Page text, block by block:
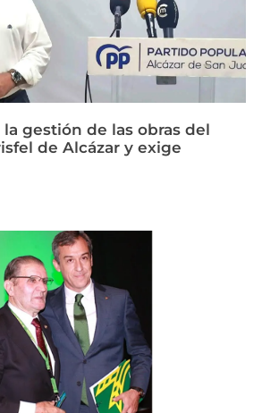
la gestión de las obras del
de Alcázar y exige